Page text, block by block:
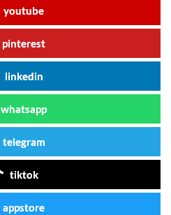
youtube
pinterest
linkedin
whatsapp
telegram
tiktok
appstore